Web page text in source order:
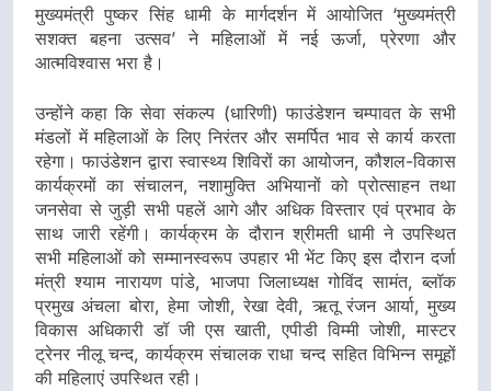
मुख्यमंत्री पुष्कर सिंह धामी के मार्गदर्शन में आयोजित ‘मुख्यमंत्री
सशक्त बहना उत्सव’ ने महिलाओं में नई ऊर्जा, प्रेरणा और
आत्मविश्वास भरा है।
उन्होंने कहा कि सेवा संकल्प (धारिणी) फाउंडेशन चम्पावत के सभी
मंडलों में महिलाओं के लिए निरंतर और समर्पित भाव से कार्य करता
रहेगा। फाउंडेशन द्वारा स्वास्थ्य शिविरों का आयोजन, कौशल-विकास
कार्यक्रमों का संचालन, नशामुक्ति अभियानों को प्रोत्साहन तथा
जनसेवा से जुड़ी सभी पहलें आगे और अधिक विस्तार एवं प्रभाव के
साथ जारी रहेंगी। कार्यक्रम के दौरान श्रीमती धामी ने उपस्थित
सभी महिलाओं को सम्मानस्वरूप उपहार भी भेंट किए इस दौरान दर्जा
मंत्री श्याम नारायण पांडे, भाजपा जिलाध्यक्ष गोविंद सामंत, ब्लॉक
प्रमुख अंचला बोरा, हेमा जोशी, रेखा देवी, ऋतू रंजन आर्या, मुख्य
विकास अधिकारी डॉ जी एस खाती, एपीडी विम्मी जोशी, मास्टर
ट्रेनर नीलू चन्द, कार्यक्रम संचालक राधा चन्द सहित विभिन्न समूहों
की महिलाएं उपस्थित रही।